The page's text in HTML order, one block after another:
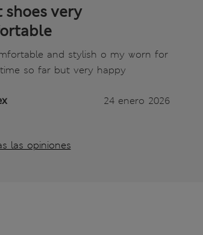
shoes very
and stylish o my worn for
so far but very happy
24 enero 2026
las opiniones